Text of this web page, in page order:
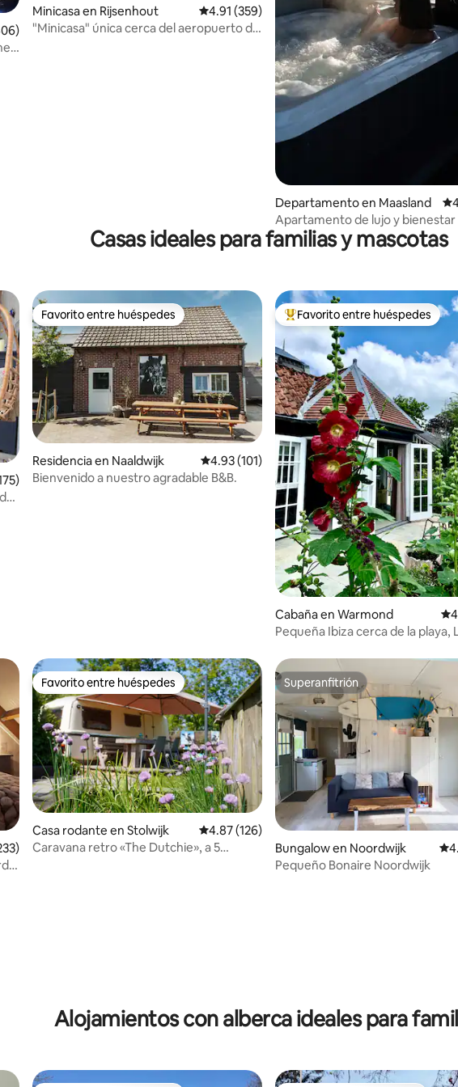
promedio: 4.97 de 5; 406 evaluaciones
y
Minicasa en Rijsenhout Calificación promedio: 4.91 de 5; 359
4.91 (359)
"Minicasa" única cerca del aeropuerto de
Departamento en Maasland
Apartamento de lujo y bienestar
Casas ideales para familias y mascotas
promedio: 4.92 de 5; 175 evaluaciones
Favorito entre huéspedes
Favorito entre huéspedes
Residencia en Naaldwijk Calificación promedio: 4.93 de 5; 101
4.93 (101)
Bienvenido a nuestro agradable B&B.
De los mejores en Favorito entre
Favorito entre huéspedes
Cabaña en Warmond
Pequeña Ibiza cerca de la playa,
promedio: 4.96 de 5; 233 evaluaciones
Favorito entre huéspedes
Favorito entre huéspedes
Casa rodante en Stolwijk Calificación promedio: 4.87 de 5; 126
4.87 (126)
Caravana retro «The Dutchie», a 5
Superanfitrión
Superanfitrión
Bungalow en Noordwijk
Pequeño Bonaire Noordwijk
Alojamientos con alberca ideales para